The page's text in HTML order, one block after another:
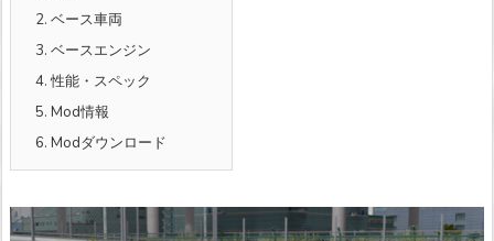
2. ベース車両
3. ベースエンジン
4.性能・スペック
5. Mod情報
6. Modダウンロード